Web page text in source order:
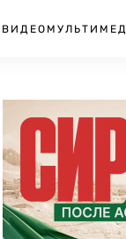
ВИДЕО